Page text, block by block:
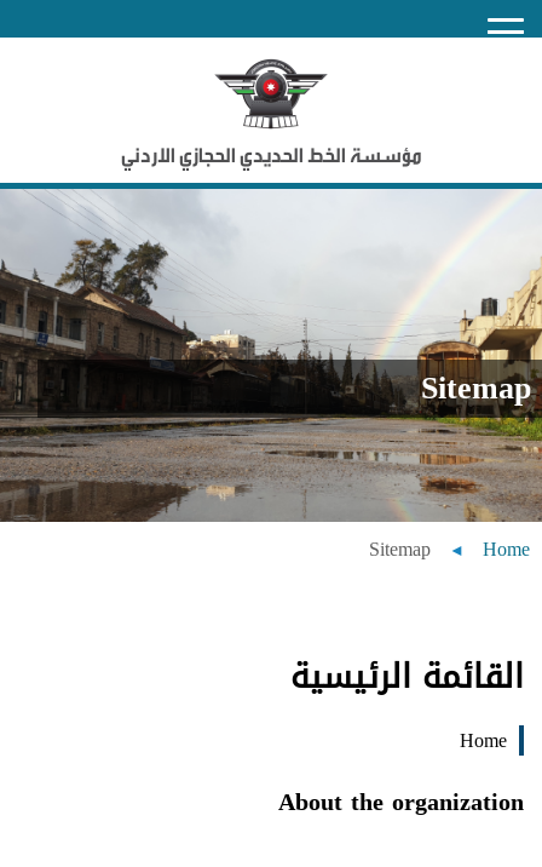
مؤسسة الخط الحديدي الحجازي الاردني
Breadcrumb
Home
Sitemap
Sitemap
القائمة الرئيسية
Home
About the organization